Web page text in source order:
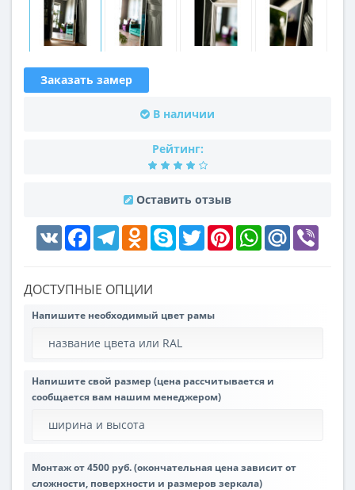
Заказать замер
В наличии
Рейтинг:
Оставить отзыв
VK FacebookTelegramOdnoklassniki
Skype Twitter PinterestWhatsAppMail.Ru
ДОСТУПНЫЕ ОПЦИИ
Напишите необходимый цвет рамы
Напишите свой размер (цена рассчитывается и
сообщается вам нашим менеджером)
Монтаж от 4500 руб. (окончательная цена зависит от
сложности, поверхности и размеров зеркала)